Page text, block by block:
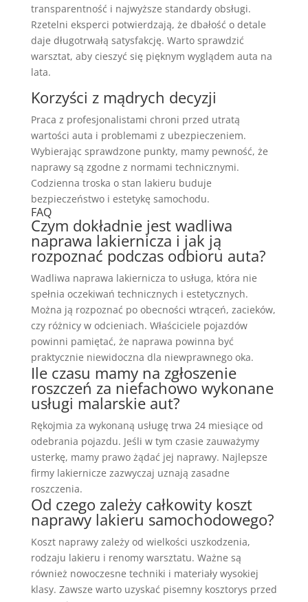
transparentność i najwyższe standardy obsługi.
Rzetelni eksperci potwierdzają, że dbałość o detale
daje długotrwałą satysfakcję. Warto sprawdzić
warsztat, aby cieszyć się pięknym wyglądem auta na
lata.
Korzyści z mądrych decyzji
Praca z profesjonalistami chroni przed utratą
wartości auta i problemami z ubezpieczeniem.
Wybierając sprawdzone punkty, mamy pewność, że
naprawy są zgodne z normami technicznymi.
Codzienna troska o stan lakieru buduje
bezpieczeństwo i estetykę samochodu.
FAQ
Czym dokładnie jest wadliwa
naprawa lakiernicza i jak ją
rozpoznać podczas odbioru auta?
Wadliwa naprawa lakiernicza to usługa, która nie
spełnia oczekiwań technicznych i estetycznych.
Można ją rozpoznać po obecności wtrąceń, zacieków,
czy różnicy w odcieniach. Właściciele pojazdów
powinni pamiętać, że naprawa powinna być
praktycznie niewidoczna dla niewprawnego oka.
Ile czasu mamy na zgłoszenie
roszczeń za niefachowo wykonane
usługi malarskie aut?
Rękojmia za wykonaną usługę trwa 24 miesiące od
odebrania pojazdu. Jeśli w tym czasie zauważymy
usterkę, mamy prawo żądać jej naprawy. Najlepsze
firmy lakiernicze zazwyczaj uznają zasadne
roszczenia.
Od czego zależy całkowity koszt
naprawy lakieru samochodowego?
Koszt naprawy zależy od wielkości uszkodzenia,
rodzaju lakieru i renomy warsztatu. Ważne są
również nowoczesne techniki i materiały wysokiej
klasy. Zawsze warto uzyskać pisemny kosztorys przed